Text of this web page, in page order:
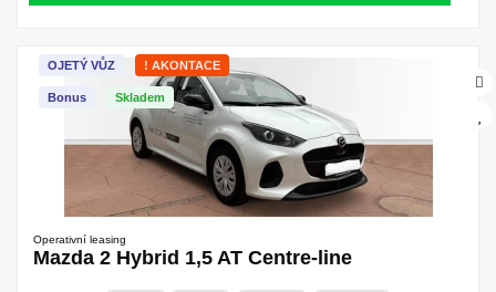
OJETÝ VŮZ ! AKONTACE
Skladem
Bonus
Operativní leasing
Mazda 2 Hybrid 1,5 AT Centre-line